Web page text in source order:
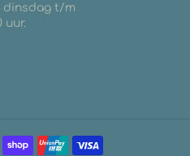
dinsdag t/m
uur.